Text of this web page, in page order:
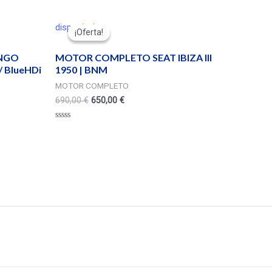
BlueHDi
¡Oferta!
disponivel
¡Oferta!
MOTOR COMPLETO SEAT IBIZA III
1950 | BNM
MOTOR COMPLETO
690,00€ 650,00 €